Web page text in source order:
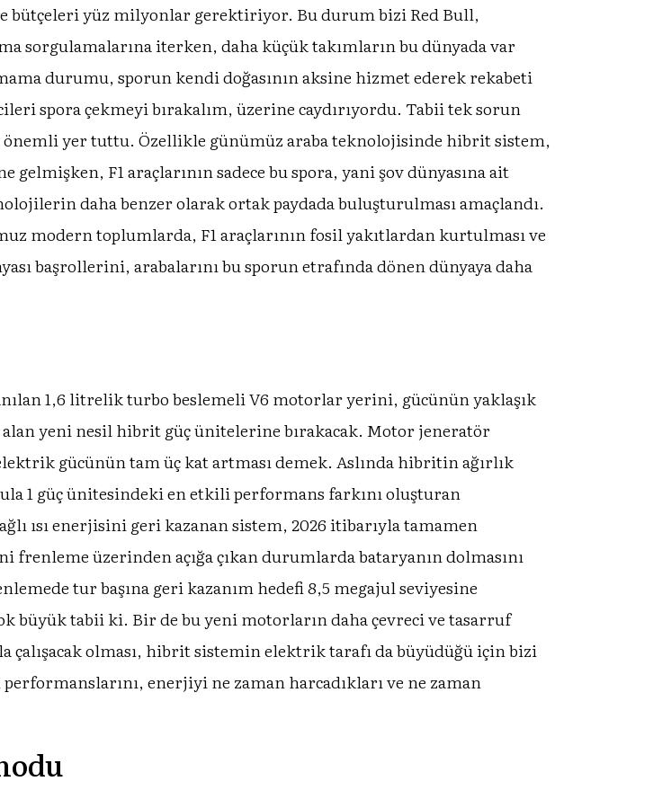
bütçeleri yüz milyonlar gerektiriyor. Bu durum bizi Red Bull,
sorgulamalarına iterken, daha küçük takımların bu dünyada var
durumu, sporun kendi doğasının aksine hizmet ederek rekabeti
spora çekmeyi bırakalım, üzerine caydırıyordu. Tabii tek sorun
önemli yer tuttu. Özellikle günümüz araba teknolojisinde hibrit sistem,
F1 araçlarının sadece bu spora, yani şov dünyasına ait
daha benzer olarak ortak paydada buluşturulması amaçlandı.
modern toplumlarda, F1 araçlarının fosil yakıtlardan kurtulması ve
başrollerini, arabalarını bu sporun etrafında dönen dünyaya daha
1,6 litrelik turbo beslemeli V6 motorlar yerini, gücünün yaklaşık
yeni nesil hibrit güç ünitelerine bırakacak. Motor jeneratör
gücünün tam üç kat artması demek. Aslında hibritin ağırlık
1 güç ünitesindeki en etkili performans farkını oluşturan
ısı enerjisini geri kazanan sistem, 2026 itibarıyla tamamen
frenleme üzerinden açığa çıkan durumlarda bataryanın dolmasını
tur başına geri kazanım hedefi 8,5 megajul seviyesine
büyük tabii ki. Bir de bu yeni motorların daha çevreci ve tasarruf
olması, hibrit sistemin elektrik tarafı da büyüdüğü için bizi
enerjiyi ne zaman harcadıkları ve ne zaman